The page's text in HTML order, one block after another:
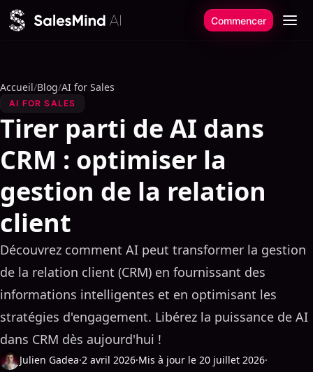
Aller au contenu
Commencer
Accueil/Blog/AI for Sales
AI FOR SALES
Tirer parti de AI dans
CRM : optimiser la
gestion de la relation
client
Découvrez comment AI peut transformer la gestion
de la relation client (CRM) en fournissant des
informations intelligentes et en optimisant les
stratégies d'engagement. Libérez la puissance de AI
dans CRM dès aujourd'hui !
Julien Gadea·2 avril 2026·Mis à jour le 20 juillet 2026·